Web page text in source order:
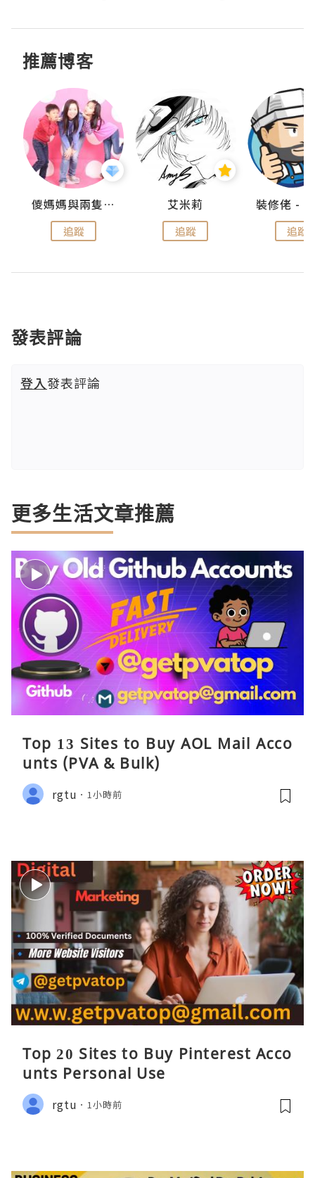
推薦博客
儍媽媽與兩隻小魔怪之家
追蹤
艾米莉
追蹤 追蹤
發表評論
登入發表評論
更多生活文章推薦
Top 13 Sites to Buy AOL Mail Acco
unts (PVA & Bulk)
rgtu 1小時前
Top 20 Sites to Buy Pinterest Acco
unts Personal Use
rgtu 1小時前